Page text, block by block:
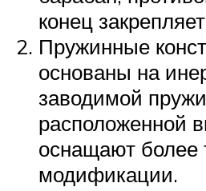
конец
Пружинные
основаны на
заводимой
расположенной
оснащают более
модификации.